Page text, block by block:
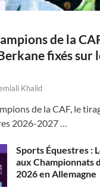
de la
fixés sur
Khalid
de la CAF, le
2026-2027 …
Sports Équestres :
aux Championnats
2026 en Allemagne